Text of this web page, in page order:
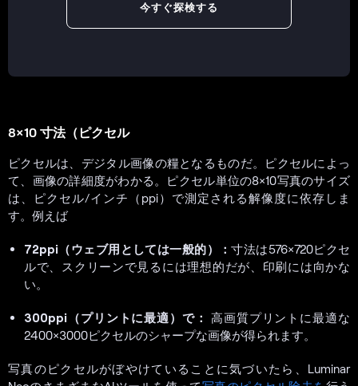
今すぐ探検する
8×10 寸法（ピクセル
ピクセルは、デジタル画像の糧となるものだ。ピクセルによっ
て、画像の詳細度がわかる。ピクセル単位の8×10写真のサイズ
は、ピクセル/インチ（ppi）で測定される解像度に依存しま
す。例えば
72ppi（ウェブ用としては一般的）：寸法は576×720ピクセ
ルで、スクリーンで見るには理想的だが、印刷には向かな
い。
300ppi（プリントに最適）で： 高画質プリントに最適な
2400×3000ピクセルのシャープな画像が得られます。
写真のピクセルがぼやけていることに気づいたら、Luminar